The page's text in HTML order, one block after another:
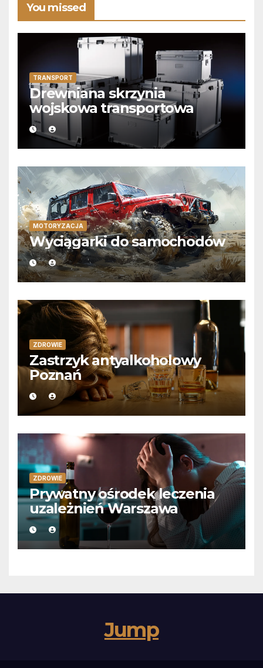
You missed
TRANSPORT
Drewniana skrzynia
wojskowa transportowa
MOTORYZACJA
Wyciągarki do samochodów
ZDROWIE
Zastrzyk antyalkoholowy
Poznań
ZDROWIE
Prywatny ośrodek leczenia
uzależnień Warszawa
Jump